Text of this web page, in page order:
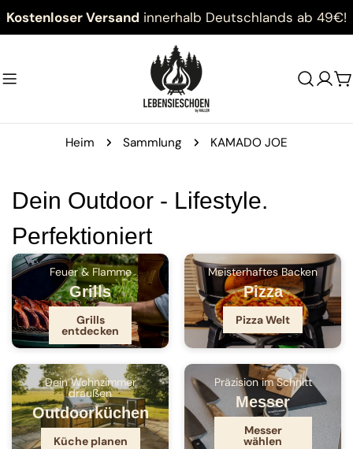
Zum
Inhalt
Kostenloser Versand innerhalb Deutschlands ab 49€!
Heim Sammlung KAMADO JOE
Dein Outdoor - Lifestyle.
Perfektioniert
Feuer & Flamme
Grills
Grills
entdecken
Meisterhaftes Backen
Pizza
Pizza Welt
Dein Wohnzimmer
draußen
Outdoorküchen
Küche planen
Präzision im Schnitt
Messer
Messer
wählen